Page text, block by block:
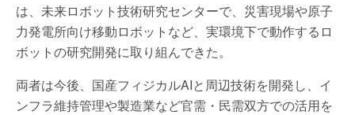
は、未来ロボット技術研究センターで、災害現場や原子
力発電所向け移動ロボットなど、実環境下で動作するロ
ボットの研究開発に取り組んできた。
両者は今後、国産フィジカルAIと周辺技術を開発し、イ
ンフラ維持管理や製造業など官需・民需双方での活用を